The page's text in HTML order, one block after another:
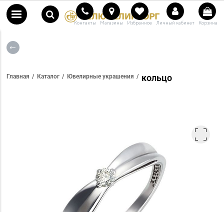
Контакты Магазины Избранное Личный кабинет Корзина
Главная Каталог Ювелирные украшения кольцо